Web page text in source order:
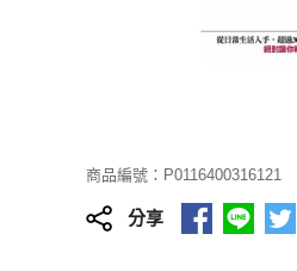
商品編號：P0116400316121
分享